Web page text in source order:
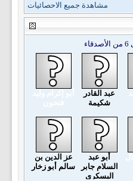
مشاهدة جميع الاحصائيات
عبد القادر
شكيمة
أبو عبد
السلام جابر
البسكري
عز الدين بن
سالم أبو زخار